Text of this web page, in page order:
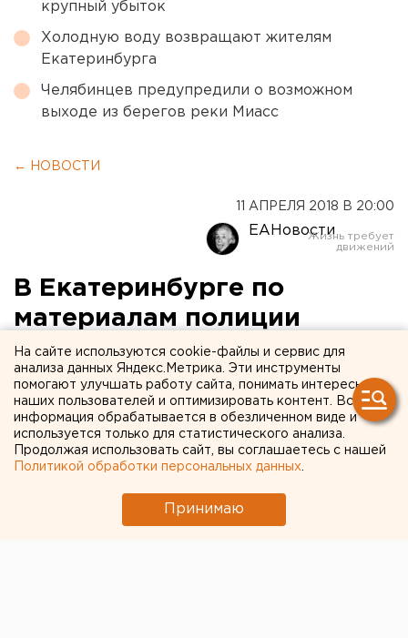
крупный убыток
Холодную воду возвращают жителям
Екатеринбурга
Челябинцев предупредили о возможном
выходе из берегов реки Миасс
← НОВОСТИ
11 АПРЕЛЯ 2018 В 20:00
ЕАНовости
В Екатеринбурге по
материалам полиции
осудили банду
автоугонщиков
На сайте используются cookie-файлы и сервис для
анализа данных Яндекс.Метрика. Эти инструменты
помогают улучшать работу сайта, понимать интересы
наших пользователей и оптимизировать контент. Вся
информация обрабатывается в обезличенном виде и
используется только для статистического анализа.
Продолжая использовать сайт, вы соглашаетесь с нашей
Политикой обработки персональных данных
Принимаю